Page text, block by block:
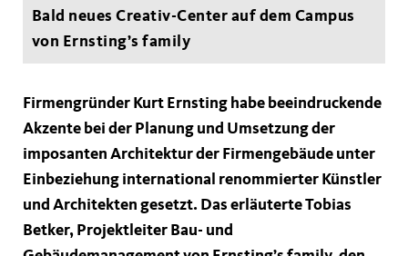
Bald neues Creativ-Center auf dem Campus
von Ernsting’s family
Firmengründer Kurt Ernsting habe beeindruckende
Akzente bei der Planung und Umsetzung der
imposanten Architektur der Firmengebäude unter
Einbeziehung international renommierter Künstler
und Architekten gesetzt. Das erläuterte Tobias
Betker, Projektleiter Bau- und